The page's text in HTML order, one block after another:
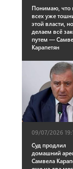
Понимаю, что
всех уже
этой власти,
делаем всё
путем —
Карапетян
09/07/2026
Суд продлил
домашний
Самвела